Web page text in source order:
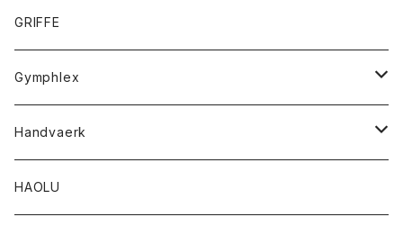
スカート
スカート
Tシャツ
Tシャツ
GRIFFE
Gymphlex
アウター
カーディガン
トップス
Handvaerk
トップス
HAOLU